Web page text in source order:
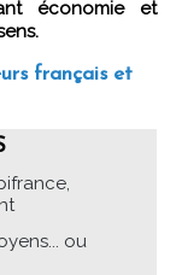
économie et
français et
ou